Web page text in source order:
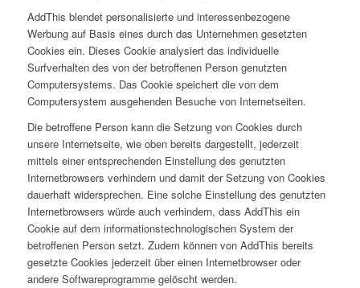
AddThis blendet personalisierte und interessenbezogene
Werbung auf Basis eines durch das Unternehmen gesetzten
Cookies ein. Dieses Cookie analysiert das individuelle
Surfverhalten des von der betroffenen Person genutzten
Computersystems. Das Cookie speichert die von dem
Computersystem ausgehenden Besuche von Internetseiten.
Die betroffene Person kann die Setzung von Cookies durch
unsere Internetseite, wie oben bereits dargestellt, jederzeit
mittels einer entsprechenden Einstellung des genutzten
Internetbrowsers verhindern und damit der Setzung von Cookies
dauerhaft widersprechen. Eine solche Einstellung des genutzten
Internetbrowsers würde auch verhindern, dass AddThis ein
Cookie auf dem informationstechnologischen System der
betroffenen Person setzt. Zudem können von AddThis bereits
gesetzte Cookies jederzeit über einen Internetbrowser oder
andere Softwareprogramme gelöscht werden.